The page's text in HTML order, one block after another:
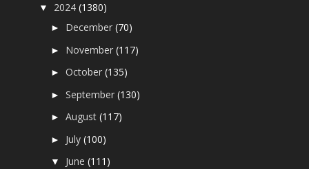
▼ 2024(1380)
► December(70)
► November(117)
►October(135)
►September(130)
►August(117)
► July(100)
▼ June(111)